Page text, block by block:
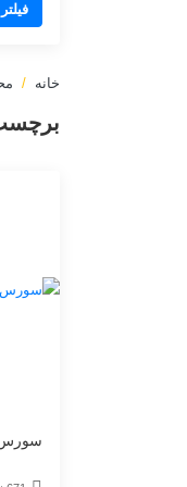
فیلتر
خانه
سورس